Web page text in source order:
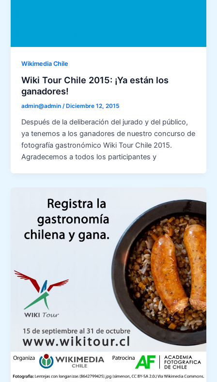
Wikimedia Chile
Wiki Tour Chile 2015: ¡Ya están los
ganadores!
admin@admin/ Diciembre 12, 2015
Después de la deliberación del jurado y del público,
ya tenemos a los ganadores de nuestro concurso de
fotografía gastronómico Wiki Tour Chile 2015.
Agradecemos a todos los participantes y